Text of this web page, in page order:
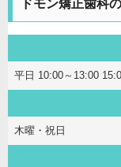
ドモン矯正歯科
平日 10:00～13:00
木曜・祝日